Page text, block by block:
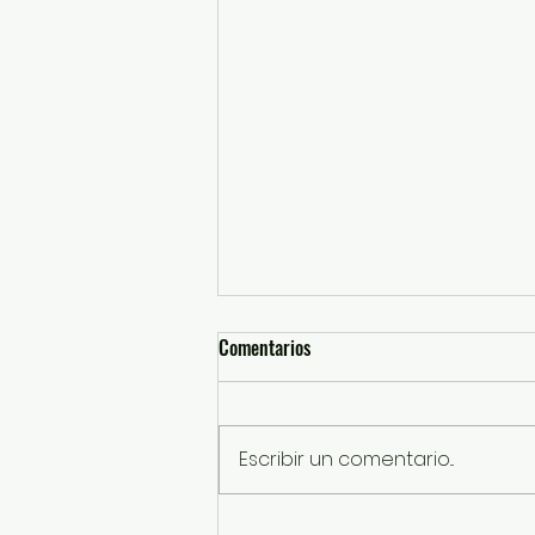
Comentarios
Escribir un comentario...